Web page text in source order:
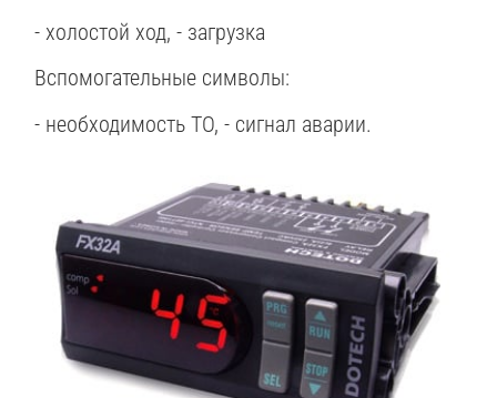
- холостой ход, - загрузка
Вспомогательные символы:
- необходимость ТО, - сигнал аварии.